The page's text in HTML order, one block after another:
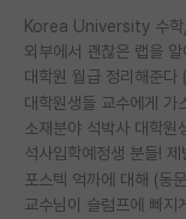
외부에서 괜찮은 랩을
대학원 월급 정리해준다
소재분야 석박사 대학원
교수님이 슬럼프에 빠지